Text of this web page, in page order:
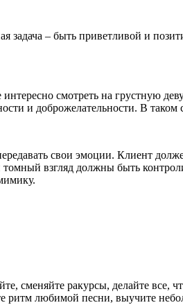
задача – быть приветливой и
смотреть на грустную
и доброжелательности. В таком
свои эмоции. Клиент
взгляд должны быть
сменяйте ракурсы, делайте все,
ритм любимой песни, выучите